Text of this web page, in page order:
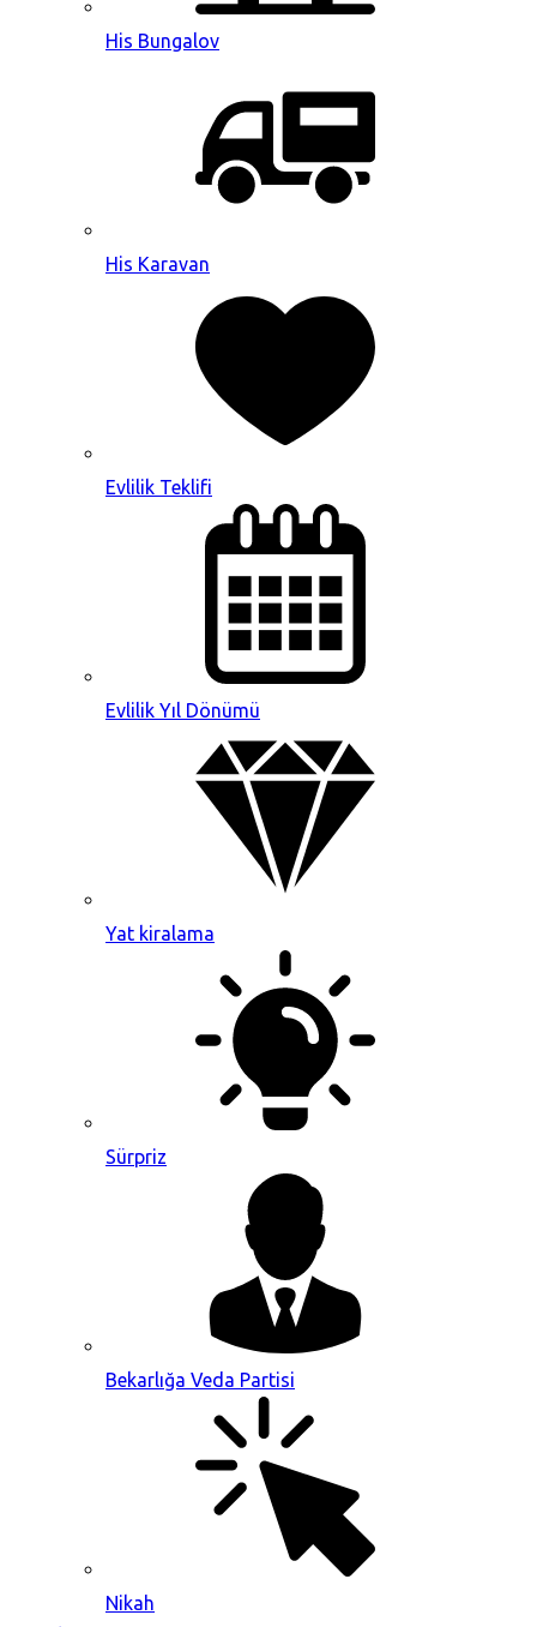
His Bungalov
His Karavan
Evlilik Teklifi
Evlilik Yıl Dönümü
Yat kiralama
Sürpriz
Bekarlığa Veda Partisi
Nikah